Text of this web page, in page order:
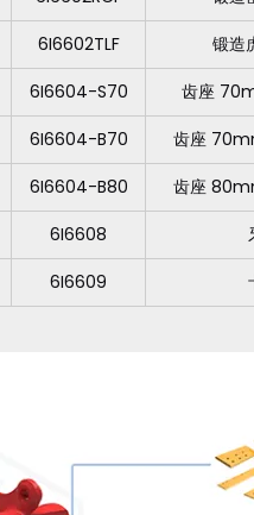
6I6602TLF 锻造
6I6604-S70
齿座
6I6604-B70 齿座
6I6604-B80 齿座
6I6608
6I6609